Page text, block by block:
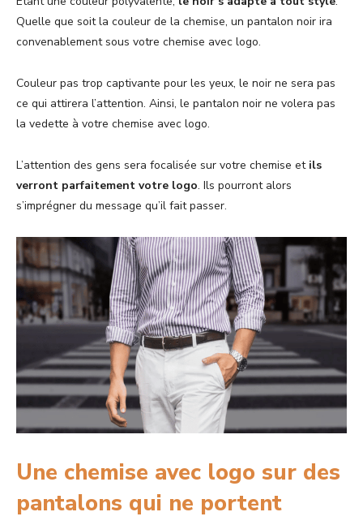
Quelle que soit la couleur de la chemise, un pantalon noir ira
convenablement sous votre chemise avec logo.
Couleur pas trop captivante pour les yeux, le noir ne sera pas
ce qui attirera l’attention. Ainsi, le pantalon noir ne volera pas
la vedette à votre chemise avec logo.
L’attention des gens sera focalisée sur votre chemise et ils
verront parfaitement votre logo. Ils pourront alors
s’imprégner du message qu’il fait passer.
Une chemise avec logo sur des
pantalons qui ne portent